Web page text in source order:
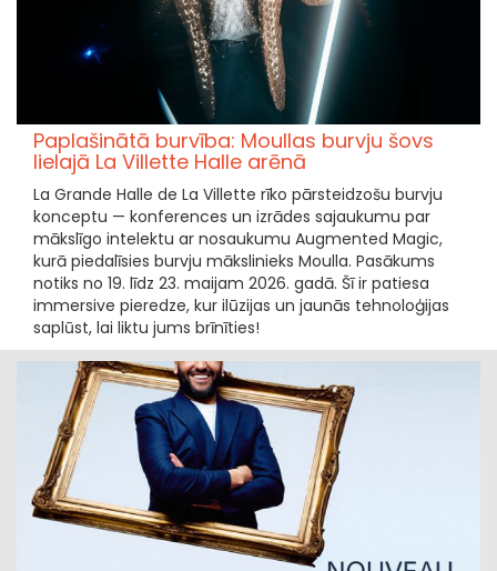
Paplašinātā burvība: Moullas burvju šovs
lielajā La Villette Halle arēnā
La Grande Halle de La Villette rīko pārsteidzošu burvju
konceptu — konferences un izrādes sajaukumu par
mākslīgo intelektu ar nosaukumu Augmented Magic,
kurā piedalīsies burvju mākslinieks Moulla. Pasākums
notiks no 19. līdz 23. maijam 2026. gadā. Šī ir patiesa
immersive pieredze, kur ilūzijas un jaunās tehnoloģijas
saplūst, lai liktu jums brīnīties!